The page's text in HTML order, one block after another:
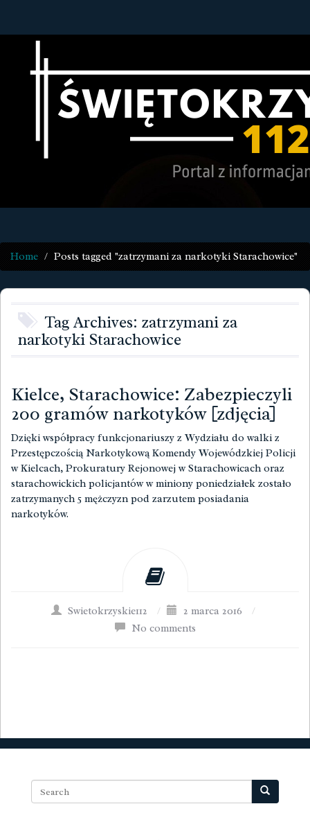
Home Posts tagged "zatrzymani za narkotyki Starachowice"
Tag Archives: zatrzymani za
narkotyki Starachowice
Kielce, Starachowice: Zabezpieczyli
200 gramów narkotyków [zdjęcia]
Dzięki współpracy funkcjonariuszy z Wydziału do walki z
Przestępczością Narkotykową Komendy Wojewódzkiej Policji
w Kielcach, Prokuratury Rejonowej w Starachowicach oraz
starachowickich policjantów w miniony poniedziałek zostało
zatrzymanych 5 mężczyzn pod zarzutem posiadania
narkotyków.
Swietokrzyskie112 / 2 marca 2016
/
No comments